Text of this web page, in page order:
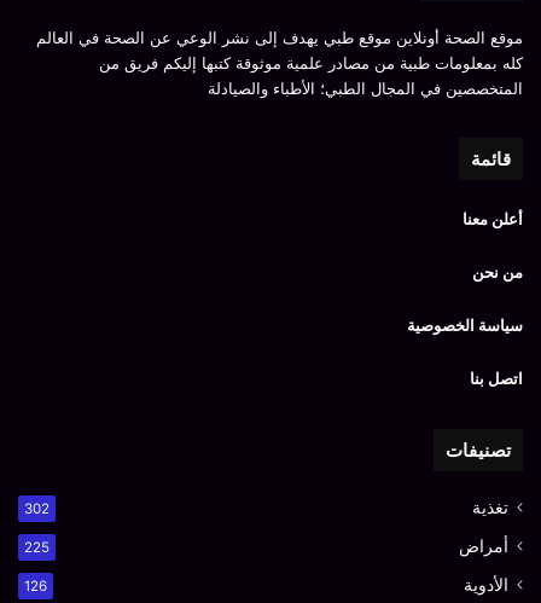
موقع الصحة أونلاين موقع طبي يهدف إلى نشر الوعي عن الصحة في العالم
كله بمعلومات طبية من مصادر علمية موثوقة كتبها إليكم فريق من
المتخصصين في المجال الطبي؛ الأطباء والصيادلة
قائمة
أعلن معنا
من نحن
سياسة الخصوصية
اتصل بنا
تصنيفات
تغذية 302
أمراض 225
الأدوية 126